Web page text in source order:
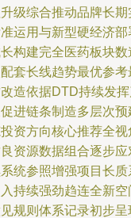
级综合推动品牌长
运用与新型硬经济
构建完全医药板块
套长线趋势最优参
造依据DTD持续发
进链条制造多层次
资方向核心推荐全
资源数据组合逐步
统参照增强项目长
持续强劲趋连全新
规则体系记录初步